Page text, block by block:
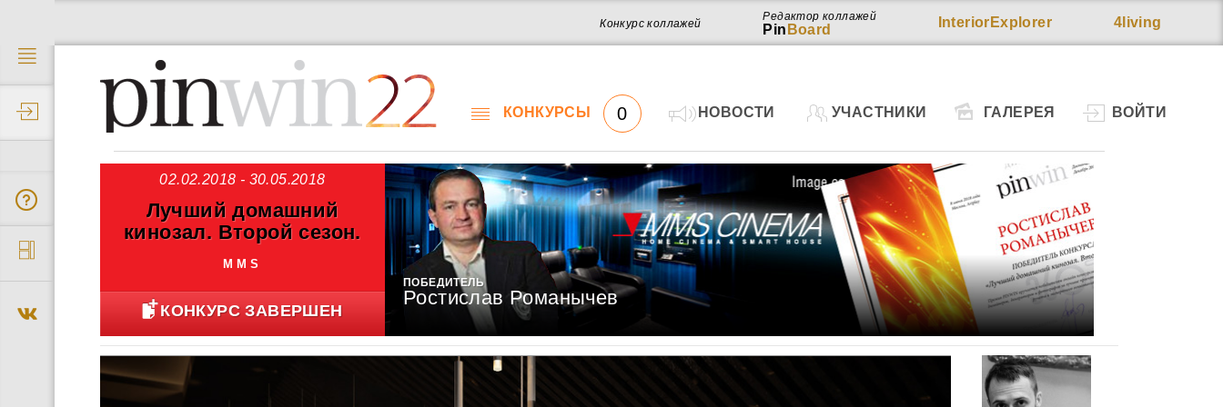
4living
InteriorExplorer
Редактор коллажей
Pin Board
Конкурс коллажей
22 КОНКУРСЫ 0 НОВОСТИ УЧАСТНИКИ ГАЛЕРЕЯ ВОЙТИ
02.02.2018 - 30.05.2018
Лучший домашний
кинозал. Второй сезон.
MMS
КОНКУРС ЗАВЕРШЕН
ПОБЕДИТЕЛЬ
Ростислав Романычев
Работ